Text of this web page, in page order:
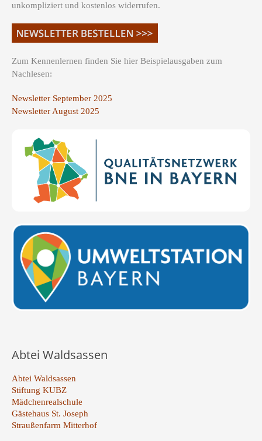
unkompliziert und kostenlos widerrufen.
Zum Kennenlernen finden Sie hier Beispielausgaben zum
Nachlesen:
Newsletter September 2025
Newsletter August 2025
Abtei Waldsassen
Abtei Waldsassen
Stiftung KUBZ
Mädchenrealschule
Gästehaus St. Joseph
Straußenfarm Mitterhof